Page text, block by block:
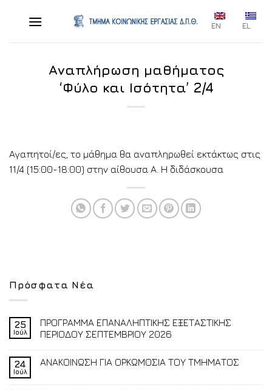
EN EL
Αναπλήρωση μαθήματος
‘Φύλο και Ισότητα’ 2/4
Αγαπητοί/ες, το μάθημα θα αναπληρωθεί εκτάκτως στις
11/4 (15:00-18:00) στην αίθουσα Α. Η διδάσκουσα
Πρόσφατα Νέα
25
Ιούλ
ΠΡΟΓΡΑΜΜΑ ΕΠΑΝΑΛΗΠΤΙΚΗΣ ΕΞΕΤΑΣΤΙΚΗΣ
ΠΕΡΙΟΔΟΥ ΣΕΠΤΕΜΒΡΙΟΥ 2026
24
Ιούλ
ΑΝΑΚΟΙΝΩΣΗ ΓΙΑ ΟΡΚΩΜΟΣΙΑ ΤΟΥ ΤΜΗΜΑΤΟΣ